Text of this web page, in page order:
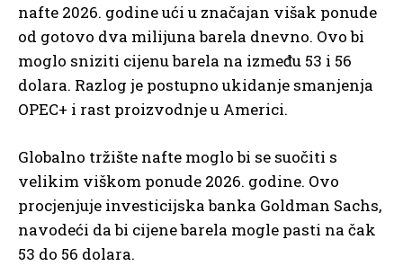
nafte 2026. godine ući u značajan višak ponude
od gotovo dva milijuna barela dnevno. Ovo bi
moglo sniziti cijenu barela na između 53 i 56
dolara. Razlog je postupno ukidanje smanjenja
OPEC+ i rast proizvodnje u Americi.
Globalno tržište nafte moglo bi se suočiti s
velikim viškom ponude 2026. godine. Ovo
procjenjuje investicijska banka Goldman Sachs,
navodeći da bi cijene barela mogle pasti na čak
53 do 56 dolara.